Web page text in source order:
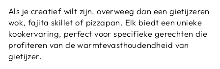
Als je creatief wilt zijn, overweeg dan een gietijzeren
wok, fajita skillet of pizzapan. Elk biedt een unieke
kookervaring, perfect voor specifieke gerechten die
profiteren van de warmtevasthoudendheid van
gietijzer.